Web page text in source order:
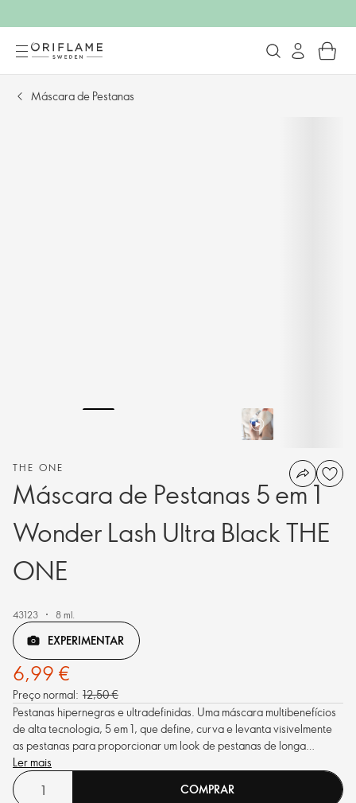
Máscara de Pestanas
THE ONE
Máscara de Pestanas 5 em 1
Wonder Lash Ultra Black THE
ONE
43123 8 ml.
EXPERIMENTAR
6,99 €
Preço normal: 12,50 €
Pestanas hipernegras e ultradefinidas. Uma máscara multibenefícios
de alta tecnologia, 5 em 1, que define, curva e levanta visivelmente
as pestanas para proporcionar um look de pestanas de longa
duração e alta definição que não mancha nem escama. Funciona
como um filtro HD para as suas pestanas.
Ler mais
COMPRAR